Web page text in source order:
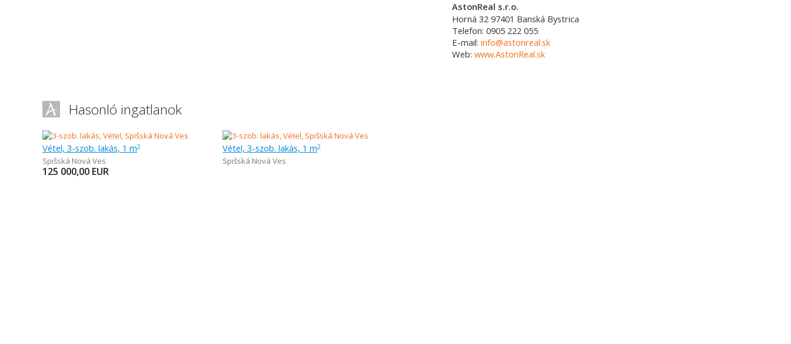
AstonReal s.r.o.
Horná 32 97401 Banská Bystrica
Telefon: 0905 222 055
E-mail: info@astonreal.sk
Web: www.AstonReal.sk
Hasonló ingatlanok
Vétel, 3-szob. lakás, 1 m2
Spišská Nová Ves
125 000,00 EUR
Vétel, 3-szob. lakás, 1 m2
Spišská Nová Ves